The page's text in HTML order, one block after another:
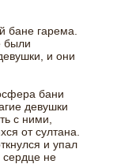
бане гарема.
были
и они
бани
девушки
с ними,
от султана.
и упал
сердце не